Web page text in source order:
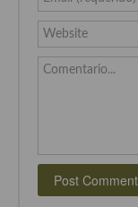
Website
Comentario...